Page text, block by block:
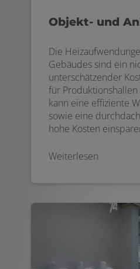
Objekt- und
Die
Gebäudes sind ein
unterschätzender
für
kann eine effiziente
sowie eine
hohe Kosten
Weiterlesen